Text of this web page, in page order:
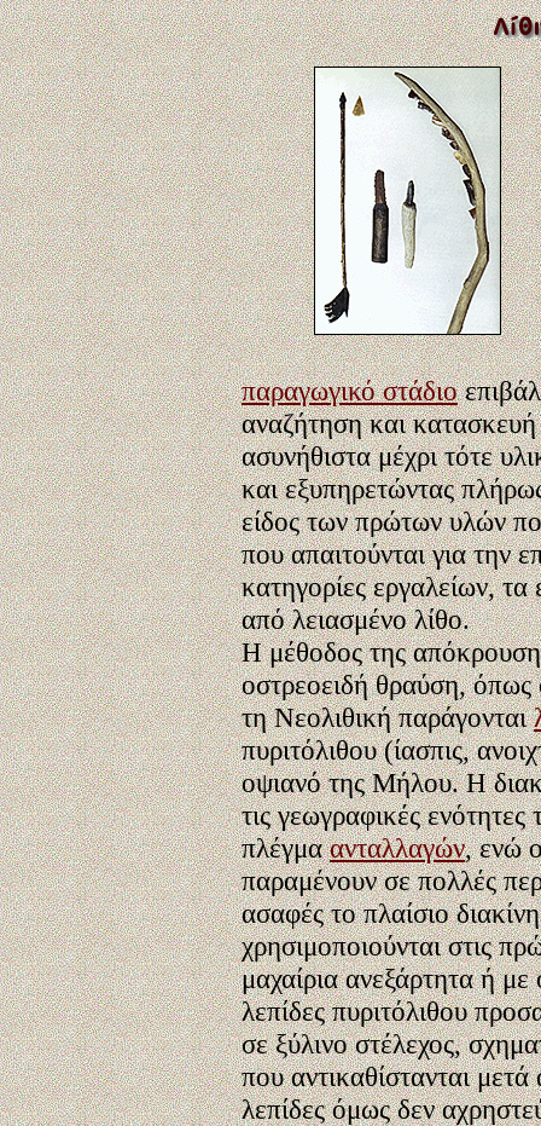
παραγωγικό στάδιο
αναζήτηση και
ασυνήθιστα μέχρι τότε
και εξυπηρετώντας
είδος των πρώτων υλών
που απαιτούνται για την
κατηγορίες εργαλείων,
από λειασμένο λίθο.
Η μέθοδος της
οστρεοειδή θραύση, όπως
τη Νεολιθική παράγονται
πυριτόλιθου (ίασπις,
οψιανό της Μήλου. Η
τις γεωγραφικές
πλέγμαανταλλαγών, ενώ
παραμένουν σε πολλές
ασαφές το πλαίσιο
χρησιμοποιούνται στις
μαχαίρια ανεξάρτητα ή με
λεπίδες πυριτόλιθου
σε ξύλινο στέλεχος,
που αντικαθίστανται
λεπίδες όμως δεν